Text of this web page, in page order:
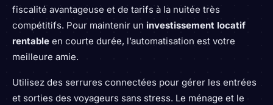
fiscalité avantageuse et de tarifs à la nuitée très
compétitifs. Pour maintenir un investissement locatif
rentable en courte durée, l’automatisation est votre
meilleure amie.
Utilisez des serrures connectées pour gérer les entrées
et sorties des voyageurs sans stress. Le ménage et le